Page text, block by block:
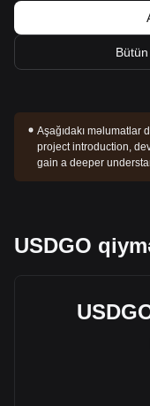
Aşağıdakı məlumatlar
project introduction,
gain a deeper
USDGO